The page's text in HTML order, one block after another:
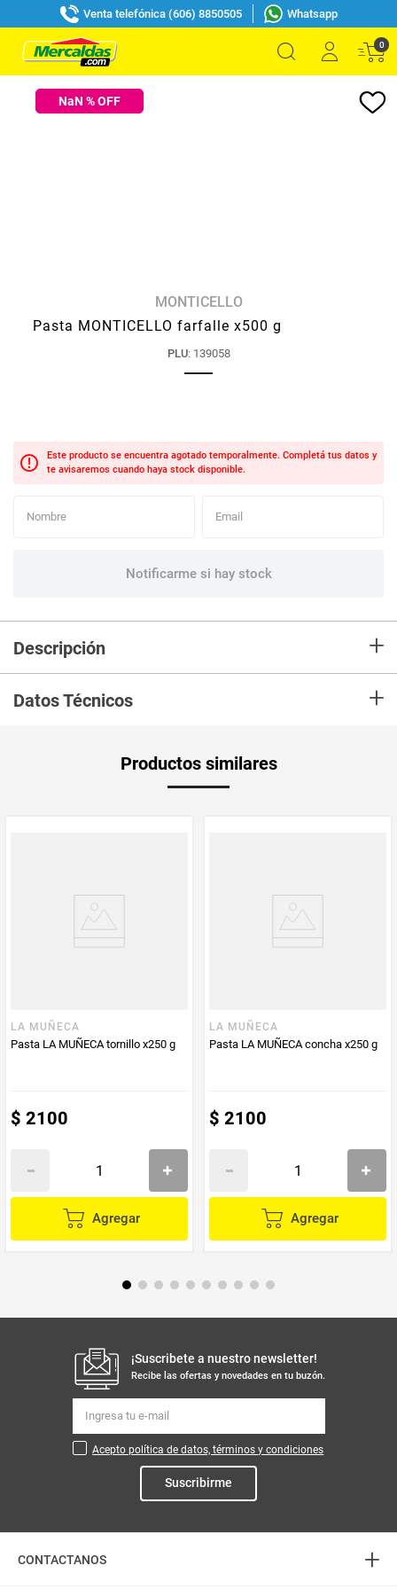
Venta telefónica (606) 8850505 Whatsapp
0
NaN % OFF
MONTICELLO
Pasta MONTICELLO farfalle x500 g
PLU: 139058
Descripción +
Datos Técnicos +
PUM - Unidad
de Medida
Productos similares
LA MUÑECA
Pasta LA MUÑECA tornillo x250 g
$ 2100
Agregar
LA MUÑECA
Pasta LA MUÑECA concha x250 g
$ 2100
Agregar
¡Suscribete a nuestro newsletter!
Recibe las ofertas y novedades en tu buzón.
Acepto política de datos, términos y condiciones
Suscribirme
CONTACTANOS +